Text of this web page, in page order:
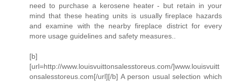
need to purchase a kerosene heater - but retain in your
mind that these heating units is usually fireplace hazards
and examine with the nearby fireplace district for every
more usage guidelines and safety measures..
[b]
[url=http://www.louisvuittonsalesstoreus.com/]www.louisvuitt
onsalesstoreus.com[/url][/b] A person usual selection which